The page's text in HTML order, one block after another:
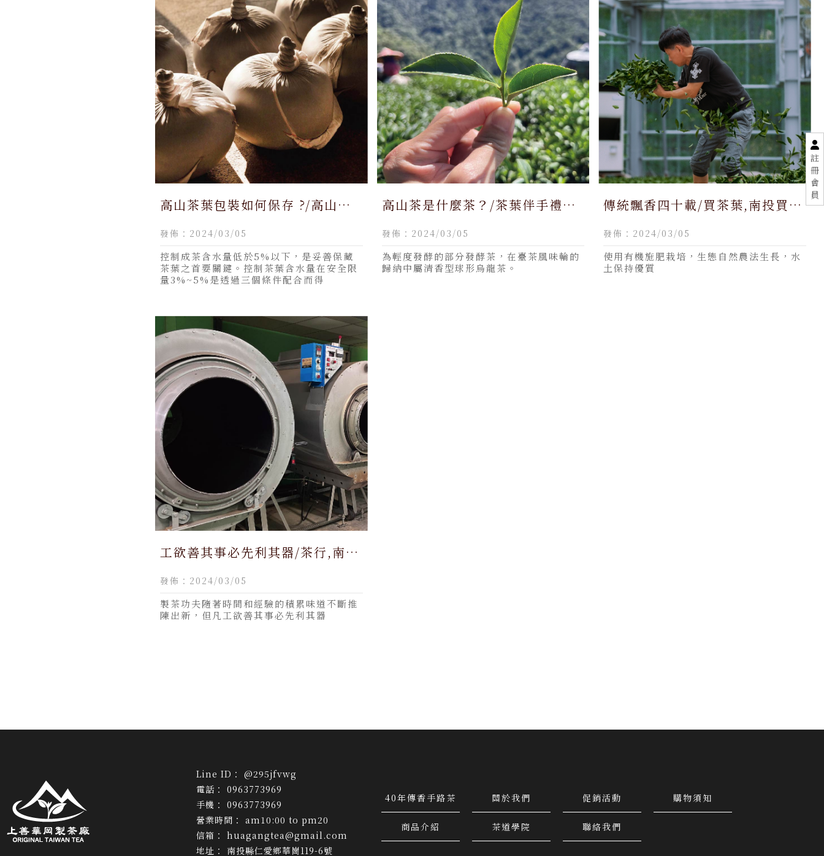
註
冊
會
員
高山茶葉包裝如何保存 ?/高山茶,
茶,買高山茶推薦,南投買高山茶,
南投買高山茶推薦
發佈：2024/03/05
控制成茶含水量低於5%以下，是妥善保藏
茶葉之首要關鍵。控制茶葉含水量在安全限
量3%~5%是透過三個條件配合而得
高山茶是什麼茶？/茶葉伴手禮推
禮推薦,茶葉批發,南投茶葉批發
發佈：2024/03/05
為輕度發酵的部分發酵茶，在臺茶風味輪的
歸納中屬清香型球形烏龍茶。
傳統飄香四十載/買茶葉,南投買茶
茶葉伴手禮
發佈：2024/03/05
使用有機施肥栽培，生態自然農法生長，水
土保持優質
工欲善其事必先利其器/茶行,南投
葉,南投茶葉,仁愛鄉茶葉
發佈：2024/03/05
製茶功夫隨著時間和經驗的積累味道不斷推
陳出新，但凡工欲善其事必先利其器
@295jfvwg
0963773969
0963773969
am10:00 to pm20
huagangtea@gmail.com
南投縣仁愛鄉華崗119-6號
40年傳香手路茶 關於我們 促銷活動 購物須知
商品介紹 茶道學院 聯絡我們